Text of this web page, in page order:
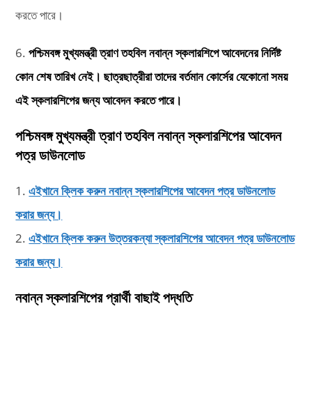
করতে পারে।
6.পশ্চিমবঙ্গ মুখ্যমন্ত্রী ত্রাণ তহবিল নবান্ন স্কলারশিপে আবেদনের নির্দিষ্ট
কোন শেষ তারিখ নেই। ছাত্রছাত্রীরা তাদের বর্তমান কোর্সের যেকোনো সময়
এই স্কলারশিপের জন্য আবেদন করতে পারে।
পশ্চিমবঙ্গ মুখ্যমন্ত্রী ত্রাণ তহবিল নবান্ন স্কলারশিপের আবেদন
পত্র ডাউনলোড
1.এইখানে ক্লিক করুন নবান্ন স্কলারশিপের আবেদন পত্র ডাউনলোড
করার জন্য।
2.এইখানে ক্লিক করুন উত্তরকন্যা স্কলারশিপের আবেদন পত্র ডাউনলোড
করার জন্য।
নবান্ন স্কলারশিপের প্রার্থী বাছাই পদ্ধতি